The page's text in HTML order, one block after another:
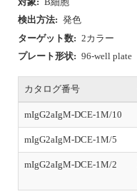
検出方法: 発色
ターゲット数: 2カラー
プレート形状: 96-well plate
カタログ番号
mIgG2aIgM-DCE-1M/10
mIgG2aIgM-DCE-1M/5
mIgG2aIgM-DCE-1M/2